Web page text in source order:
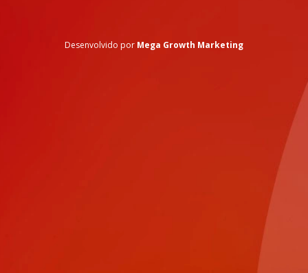
Desenvolvido por Mega Growth Marketing